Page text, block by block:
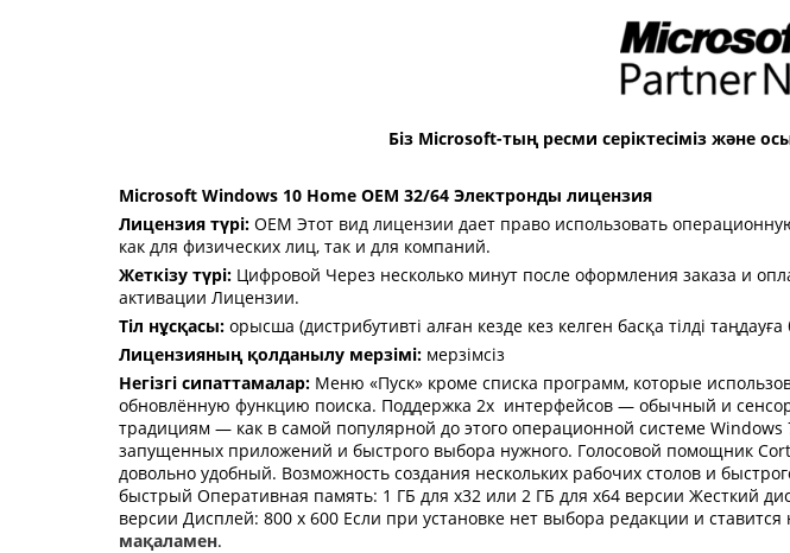
Біз Microsoft-тың ресми серіктесіміз және
Microsoft Windows 10 Home OEM 32/64 Электронды лицензия
Лицензия түрі: OEM Этот вид лицензии дает право использовать
как для физических лиц, так и для компаний.
Жеткізу түрі: Цифровой Через несколько минут после оформления заказа и
активации Лицензии.
Тіл нұсқасы: орысша (дистрибутивті алған кезде кез келген басқа тілді
Лицензияның қолданылу мерзімі: мерзімсіз
Негізгі сипаттамалар: Меню «Пуск» кроме списка программ, которые
обновлённую функцию поиска. Поддержка 2х интерфейсов — обычный и
традициям — как в самой популярной до этого операционной системе
запущенных приложений и быстрого выбора нужного. Голосовой помощник
довольно удобный. Возможность создания нескольких рабочих столов и
быстрый Оперативная память: 1 ГБ для х32 или 2 ГБ для х64 версии Жесткий
версии Дисплей: 800 x 600 Если при установке нет выбора редакции и ставится
мақаламен.